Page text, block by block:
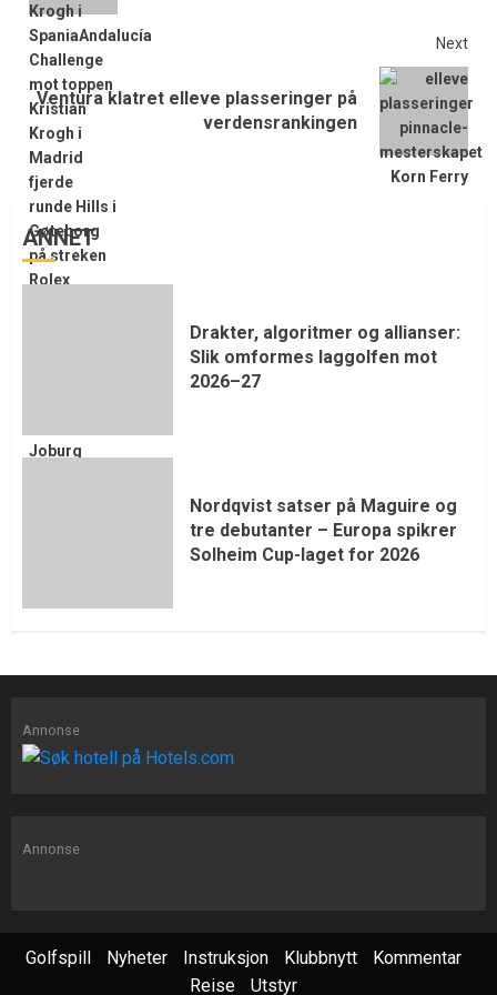
Next
Ventura klatret elleve plasseringer på
verdensrankingen
ANNET
Drakter, algoritmer og allianser:
Slik omformes laggolfen mot
2026–27
Nordqvist satser på Maguire og
tre debutanter – Europa spikrer
Solheim Cup-laget for 2026
Annonse
Annonse
Golfspill Nyheter Instruksjon Klubbnytt
Kommentar
Reise
Utstyr